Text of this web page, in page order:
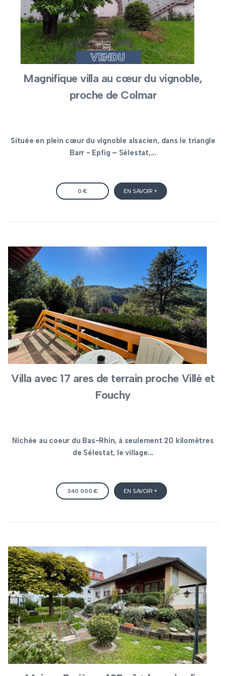
Magnifique villa au cœur du vignoble,
proche de Colmar
Située en plein cœur du vignoble alsacien, dans le triangle
Barr - Epfig – Sélestat,...
0 € EN SAVOIR +
Villa avec 17 ares de terrain proche Villé et
Fouchy
Nichée au coeur du Bas-Rhin, à seulement 20 kilomètres
de Sélestat, le village...
340 000 € EN SAVOIR +